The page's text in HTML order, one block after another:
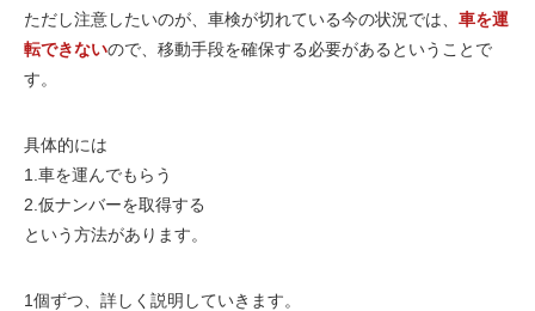
ただし注意したいのが、車検が切れている今の状況では、 車を運
転できないので、移動手段を確保する必要があるということで
す。
具体的には
1.車を運んでもらう
2.仮ナンバーを取得する
という方法があります。
1個ずつ、詳しく説明していきます。